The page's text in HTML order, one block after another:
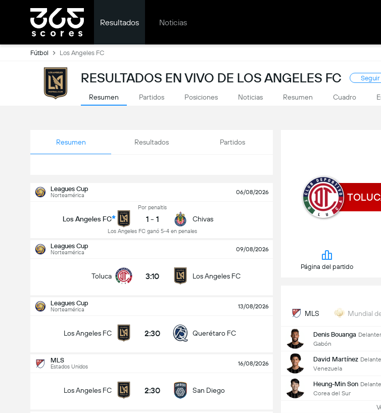
Resultados Noticias
Fútbol Los Angeles FC
RESULTADOS EN VIVO DE LOS ANGELES FC Seguir
Resumen Partidos Posiciones Noticias Resumen Cuadro
Resumen Resultados Partidos
Leagues Cup
Norteamérica 06/08/2026
Los Angeles FC
Por penaltis
1 - 1
Los Angeles FC ganó 5-4 en penales
Chivas
Leagues Cup
Norteamérica 09/08/2026
Toluca 3:10 Los Angeles FC
Leagues Cup
Norteamérica 13/08/2026
Los Angeles FC 2:30 Querétaro FC
MLS
Estados Unidos 16/08/2026
Los Angeles FC 2:30 San Diego
Página del partido
MLS Mundial
Denis Bouanga
Gabón
David Martínez
Venezuela
Heung-Min Son
Corea del Sur